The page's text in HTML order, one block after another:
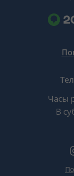
Часы
В